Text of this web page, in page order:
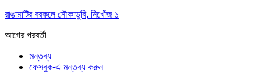
রাঙামাটির বরকলে নৌকাডুবি, নিখোঁজ ১
আগেরপরবর্তী
মন্তব্য
ফেসবুক-এ মন্তব্য করুন